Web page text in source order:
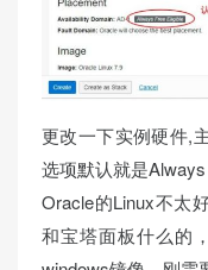
更改一下实例硬件,
选项默认就是
Oracle的Linux不太
和宝塔面板什么的